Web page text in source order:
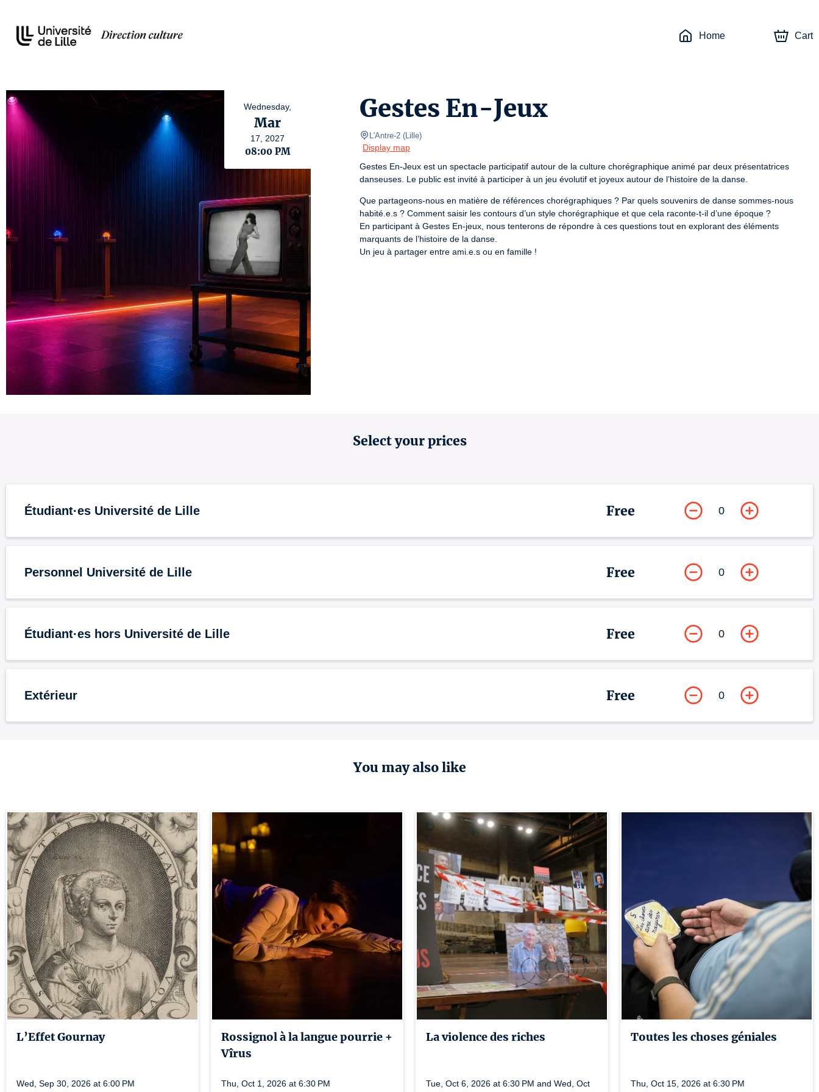
Home Cart
Wednesday,
Mar
17, 2027
08:00 PM
Gestes En-Jeux
L'Antre-2 (Lille)
Display map
Gestes En-Jeux est un spectacle participatif autour de la culture chorégraphique animé par deux présentatrices
danseuses. Le public est invité à participer à un jeu évolutif et joyeux autour de l’histoire de la danse.
Que partageons-nous en matière de références chorégraphiques ? Par quels souvenirs de danse sommes-nous
habité.e.s ? Comment saisir les contours d’un style chorégraphique et que cela raconte-t-il d’une époque ?
En participant à Gestes En-jeux, nous tenterons de répondre à ces questions tout en explorant des éléments
marquants de l’histoire de la danse.
Un jeu à partager entre ami.e.s ou en famille !
Select your prices
Étudiant·es Université de Lille Free 0
Personnel Université de Lille Free 0
Étudiant·es hors Université de Lille Free 0
Extérieur Free 0
You may also like
L’Effet Gournay
Wed, Sep 30, 2026 at 6:00 PM
Rossignol à la langue pourrie +
Vîrus
Thu, Oct 1, 2026 at 6:30 PM
La violence des riches
Tue, Oct 6, 2026 at 6:30 PM and Wed, Oct
Toutes les choses géniales
Thu, Oct 15, 2026 at 6:30 PM